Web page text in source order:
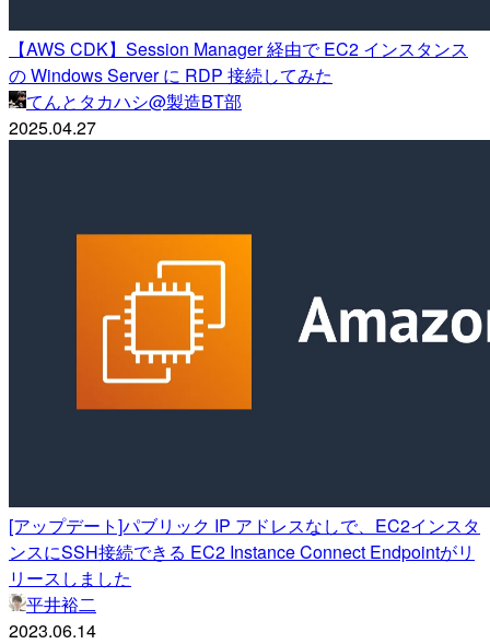
【AWS CDK】Session Manager 経由で EC2 インスタンス
の Windows Server に RDP 接続してみた
てんとタカハシ@製造BT部
2025.04.27
[アップデート]パブリック IP アドレスなしで、EC2インスタ
ンスにSSH接続できる EC2 Instance Connect Endpointがリ
リースしました
平井裕二
2023.06.14